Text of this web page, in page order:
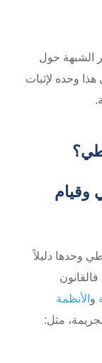
الشبهة حول
وحده لإثبات
وقيام
وحدها دليلاً
و الأنظمة
مثل: